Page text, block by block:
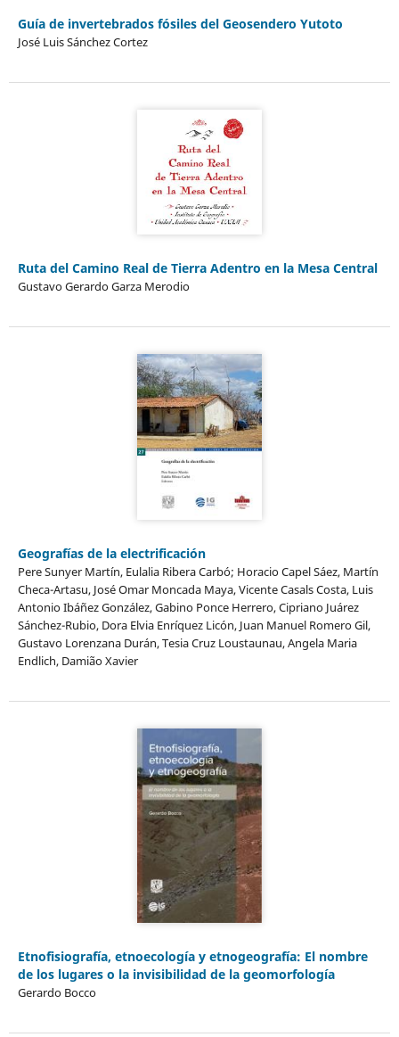
Guía de invertebrados fósiles del Geosendero Yutoto
José Luis Sánchez Cortez
Ruta del Camino Real de Tierra Adentro en la Mesa Central
Gustavo Gerardo Garza Merodio
Geografías de la electrificación
Pere Sunyer Martín, Eulalia Ribera Carbó; Horacio Capel Sáez, Martín
Checa-Artasu, José Omar Moncada Maya, Vicente Casals Costa, Luis
Antonio Ibáñez González, Gabino Ponce Herrero, Cipriano Juárez
Sánchez-Rubio, Dora Elvia Enríquez Licón, Juan Manuel Romero Gil,
Gustavo Lorenzana Durán, Tesia Cruz Loustaunau, Angela Maria
Endlich, Damião Xavier
Etnofisiografía, etnoecología y etnogeografía: El nombre
de los lugares o la invisibilidad de la geomorfología
Gerardo Bocco